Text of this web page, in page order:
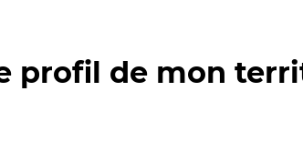
profil de mon